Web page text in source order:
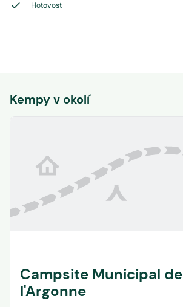
Hotovost
Kempy v okolí
Campsite Municipal de
l'Argonne